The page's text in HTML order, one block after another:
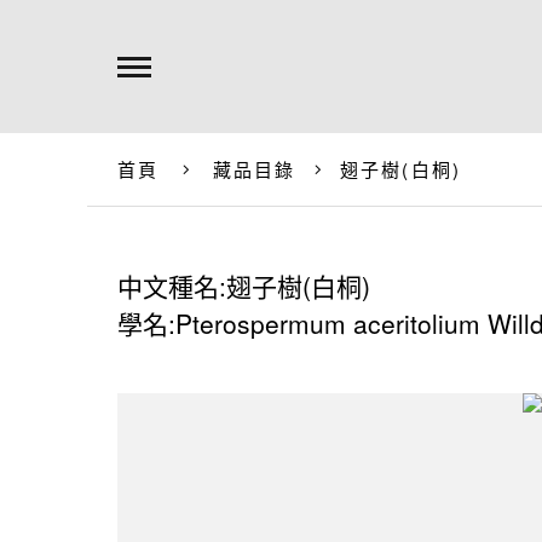
首頁 藏品目錄 翅子樹(白桐)
中文種名:翅子樹(白桐)
學名:Pterospermum aceritolium